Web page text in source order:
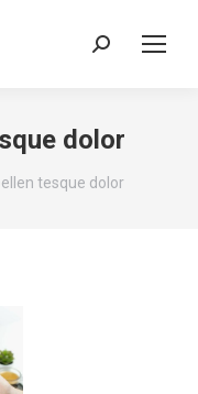
Recherche
dolor
tesque dolor